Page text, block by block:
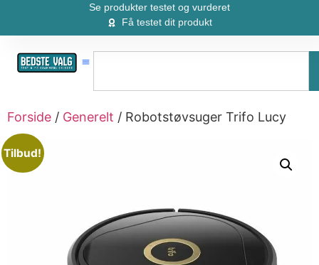
Se produkter testet og vurderet
Få testet dit produkt
Forside / Generelt / Robotstøvsuger Trifo Lucy
Tilbud!